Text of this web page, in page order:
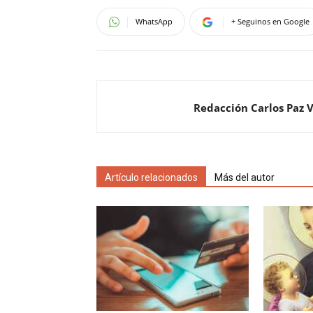
WhatsApp + Seguinos en Google
Redacción Carlos Paz
Artículo relacionados Más del autor